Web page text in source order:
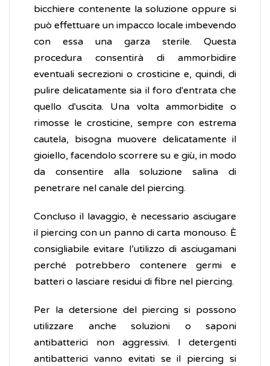
bicchiere contenente la soluzione oppure si
può effettuare un impacco locale imbevendo
con essa una garza sterile. Questa
procedura consentirà di ammorbidire
eventuali secrezioni o crosticine e, quindi, di
pulire delicatamente sia il foro d'entrata che
quello d'uscita. Una volta ammorbidite o
rimosse le crosticine, sempre con estrema
cautela, bisogna muovere delicatamente il
gioiello, facendolo scorrere su e giù, in modo
da consentire alla soluzione salina di
penetrare nel canale del piercing.
Concluso il lavaggio, è necessario asciugare
il piercing con un panno di carta monouso. È
consigliabile evitare l’utilizzo di asciugamani
perché potrebbero contenere germi e
batteri o lasciare residui di fibre nel piercing.
Per la detersione del piercing si possono
utilizzare anche soluzioni o saponi
antibatterici non aggressivi. I detergenti
antibatterici vanno evitati se il piercing si